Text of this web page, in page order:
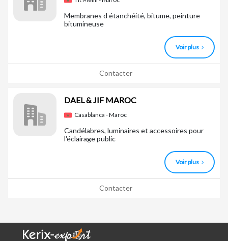
Membranes d étanchéité, bitume, peinture
bitumineuse
Voir plus
Contacter
DAEL & JIF MAROC
Casablanca - Maroc
Candélabres, luminaires et accessoires pour
l'éclairage public
Voir plus
Contacter